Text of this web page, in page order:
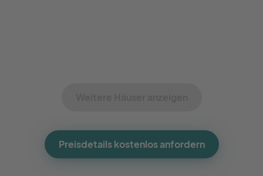
Preisdetails kostenlos anfordern